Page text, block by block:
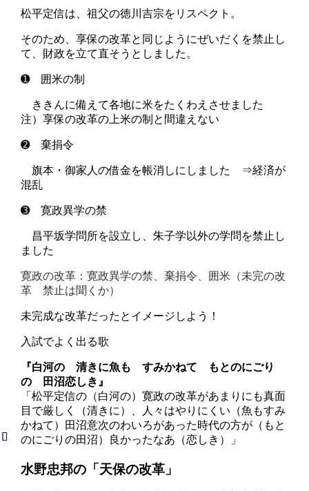
松平定信は、祖父の徳川吉宗をリスペクト。
そのため、享保の改革と同じようにぜいだくを禁止し
て、財政を立て直そうとしました。
➊ 囲米の制
ききんに備えて各地に米をたくわえさせました
注）享保の改革の上米の制と間違えない
➋ 棄捐令
旗本・御家人の借金を帳消しにしました ⇒経済が
混乱
➌ 寛政異学の禁
昌平坂学問所を設立し、朱子学以外の学問を禁止し
ました
寛政の改革 ：寛政異学の禁 、棄捐令、 囲米（未完の改
革
禁止は聞くか）
未完成な改革だったとイメージしよう！
入試でよく出る歌
『白河の 清きに魚も すみかねて もとのにごり
の 田沼恋しき』
「松平定信の（白河の）寛政の改革があまりにも真面
目で厳しく（清きに）、人々はやりにくい（魚もすみ
かねて）田沼意次のわいろがあった時代の方が（もと
のにごりの田沼）良かったなあ（恋しき）」
水野忠邦の「天保の改革」